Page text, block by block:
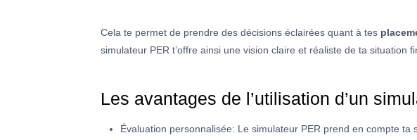
Cela te permet de prendre des décisions éclairées quant à tes
simulateur PER t’offre ainsi une vision claire et réaliste de ta situation
Les avantages de l’utilisation d’un
Évaluation personnalisée: Le simulateur PER prend en compte